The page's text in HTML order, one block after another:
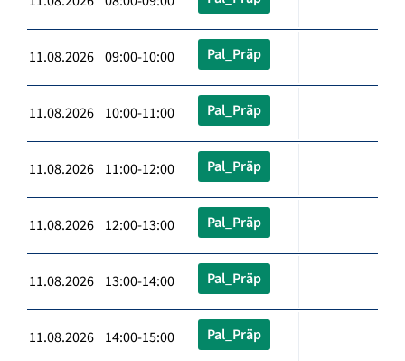
11.08.2026 09:00-10:00 Pal_Präp
11.08.2026 10:00-11:00 Pal_Präp
11.08.2026 11:00-12:00 Pal_Präp
11.08.2026 12:00-13:00 Pal_Präp
11.08.2026 13:00-14:00 Pal_Präp
11.08.2026 14:00-15:00 Pal_Präp